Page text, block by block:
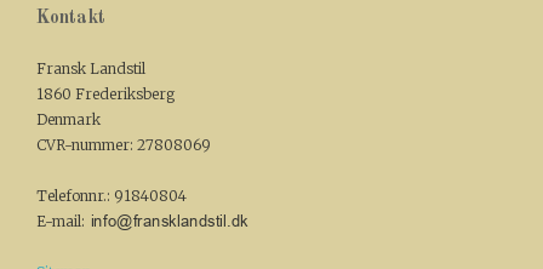
Kontakt
Fransk Landstil
1860 Frederiksberg
Denmark
CVR-nummer: 27808069
Telefonnr.: 91840804
E-mail: